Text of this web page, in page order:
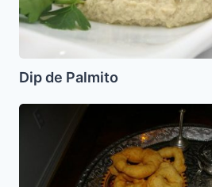
Dip de Palmito
Buñuelos